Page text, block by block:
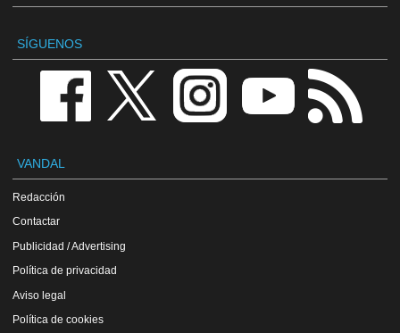
SÍGUENOS
VANDAL
Redacción
Contactar
Publicidad / Advertising
Política de privacidad
Aviso legal
Política de cookies